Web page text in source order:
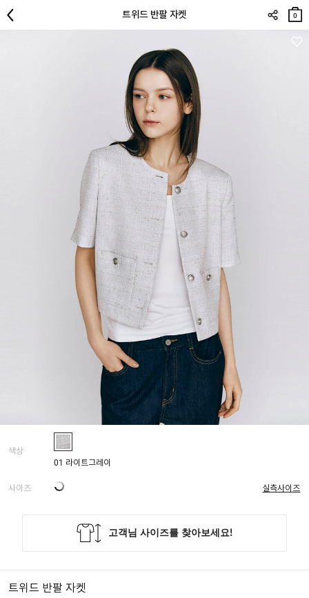
트위드 반팔 자켓
장바
구니
0
색상
01 라이트그레이
사이즈 실측사이즈
트위드 반팔 자켓